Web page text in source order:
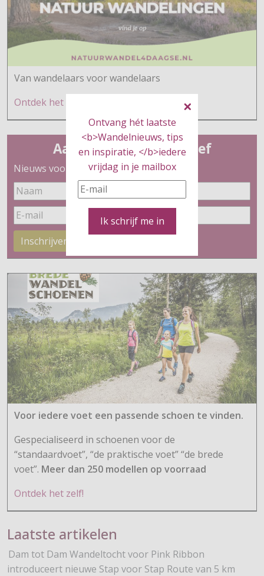
Ontvang hét laatste
<b>Wandelnieuws, tips
en inspiratie, </b>iedere
vrijdag in je mailbox
Ik schrijf me in
Van wandelaars voor wandelaars
Ontdek het hier
Aanmelden nieuwsbrief
Nieuws voor wandelaars
Inschrijven
Voor iedere voet een passende schoen te vinden.
Gespecialiseerd in schoenen voor de
“standaardvoet”, “de praktische voet” “de brede
voet”. Meer dan 250 modellen op voorraad
Ontdek het zelf!
Laatste artikelen
Dam tot Dam Wandeltocht voor Pink Ribbon
introduceert nieuwe Stap voor Stap Route van 5 km